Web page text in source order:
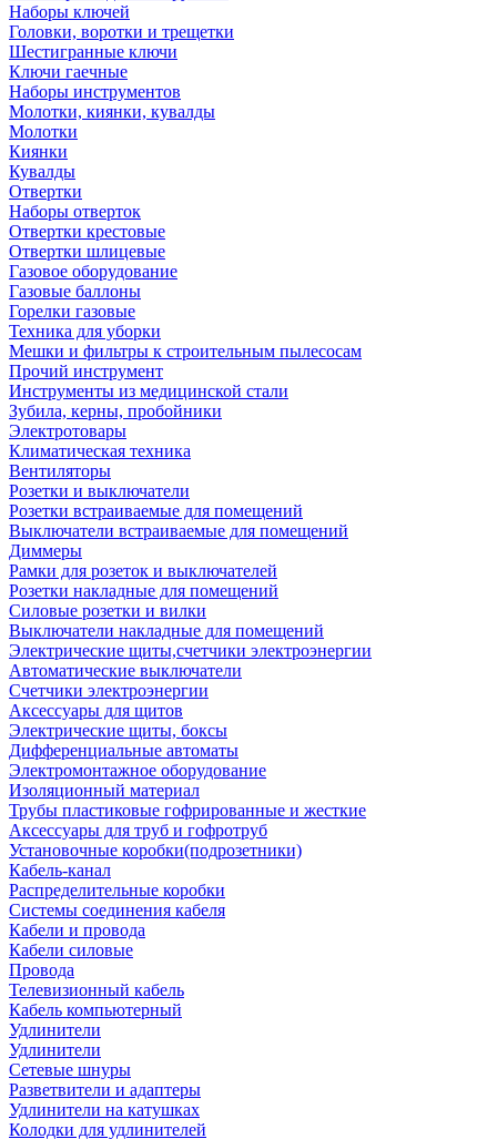
Наборы ключей
Головки, воротки и трещетки
Шестигранные ключи
Ключи гаечные
Наборы инструментов
Молотки, киянки, кувалды
Молотки
Киянки
Кувалды
Отвертки
Наборы отверток
Отвертки крестовые
Отвертки шлицевые
Газовое оборудование
Газовые баллоны
Горелки газовые
Техника для уборки
Мешки и фильтры к строительным пылесосам
Прочий инструмент
Инструменты из медицинской стали
Зубила, керны, пробойники
Электротовары
Климатическая техника
Вентиляторы
Розетки и выключатели
Розетки встраиваемые для помещений
Выключатели встраиваемые для помещений
Диммеры
Рамки для розеток и выключателей
Розетки накладные для помещений
Силовые розетки и вилки
Выключатели накладные для помещений
Электрические щиты,счетчики электроэнергии
Автоматические выключатели
Счетчики электроэнергии
Аксессуары для щитов
Электрические щиты, боксы
Дифференциальные автоматы
Электромонтажное оборудование
Изоляционный материал
Трубы пластиковые гофрированные и жесткие
Аксессуары для труб и гофротруб
Установочные коробки(подрозетники)
Кабель-канал
Распределительные коробки
Системы соединения кабеля
Кабели и провода
Кабели силовые
Провода
Телевизионный кабель
Кабель компьютерный
Удлинители
Удлинители
Сетевые шнуры
Разветвители и адаптеры
Удлинители на катушках
Колодки для удлинителей